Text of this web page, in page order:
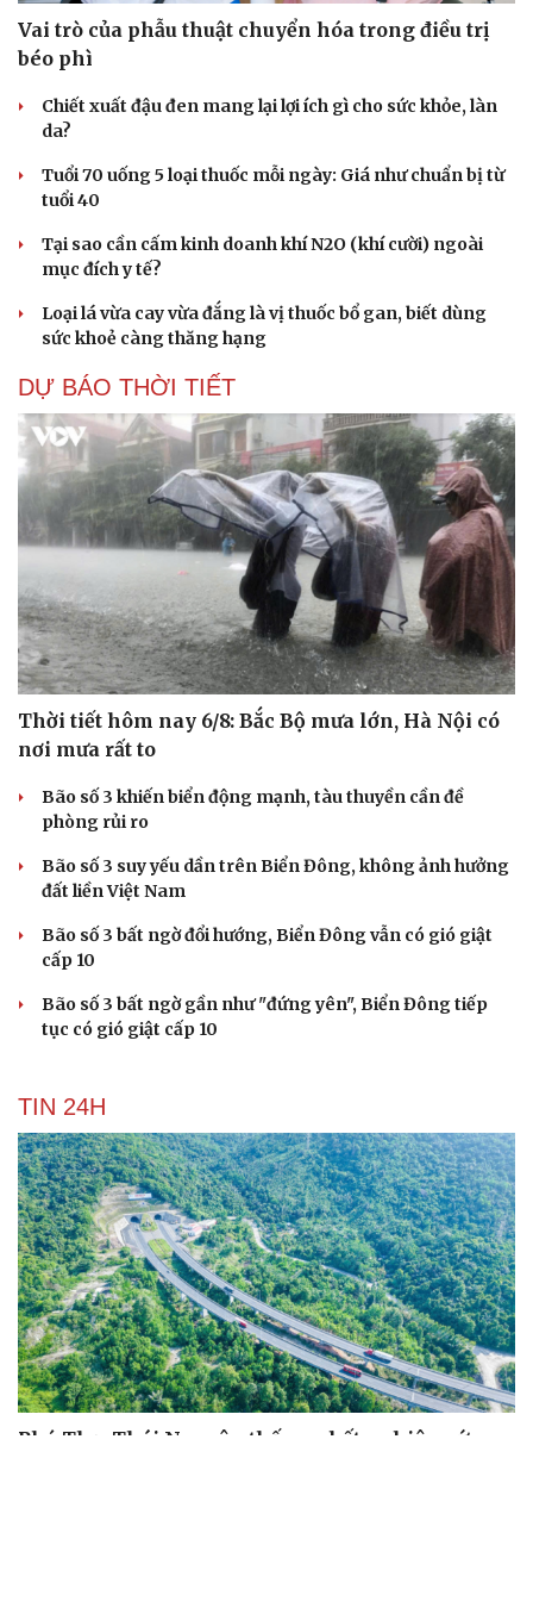
Vai trò của phẫu thuật chuyển hóa trong điều trị
béo phì
Chiết xuất đậu đen mang lại lợi ích gì cho sức khỏe, làn
da?
Tuổi 70 uống 5 loại thuốc mỗi ngày: Giá như chuẩn bị từ
tuổi 40
Tại sao cần cấm kinh doanh khí N2O (khí cười) ngoài
mục đích y tế?
Loại lá vừa cay vừa đắng là vị thuốc bổ gan, biết dùng
sức khoẻ càng thăng hạng
DỰ BÁO THỜI TIẾT
Thời tiết hôm nay 6/8: Bắc Bộ mưa lớn, Hà Nội có
nơi mưa rất to
Bão số 3 khiến biển động mạnh, tàu thuyền cần đề
phòng rủi ro
Bão số 3 suy yếu dần trên Biển Đông, không ảnh hưởng
đất liền Việt Nam
Bão số 3 bất ngờ đổi hướng, Biển Đông vẫn có gió giật
cấp 10
Bão số 3 bất ngờ gần như "đứng yên", Biển Đông tiếp
tục có gió giật cấp 10
TIN 24H
Phú Thọ, Thái Nguyên thống nhất nghiên cứu